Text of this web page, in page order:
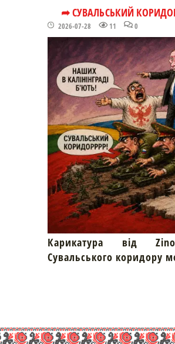
➦ СУВАЛЬСЬКИЙ
2026-07-28 11 0
Карикатура від
Сувальського коридору